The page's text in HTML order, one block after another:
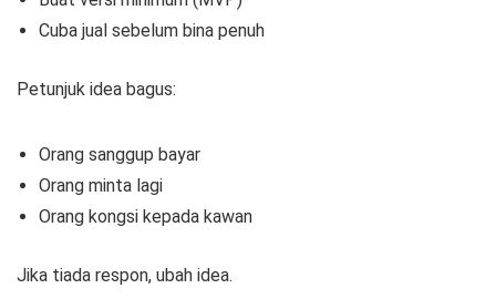
Cuba jual sebelum bina penuh
Petunjuk idea bagus:
Orang sanggup bayar
Orang minta lagi
Orang kongsi kepada kawan
Jika tiada respon, ubah idea.